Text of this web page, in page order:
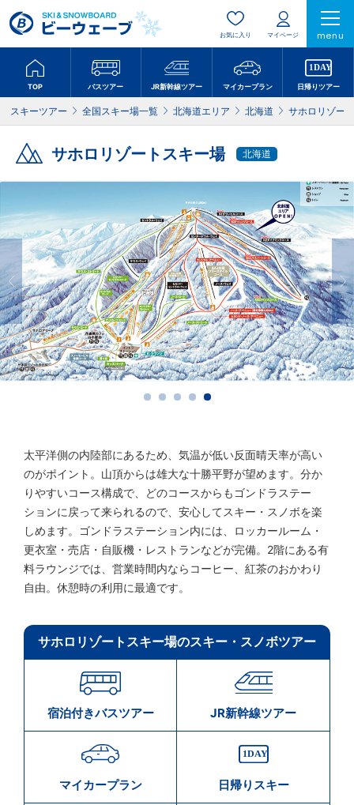
お気に入り マイページ menu
TOP バスツアー JR新幹線ツアー マイカープラン 日帰りツアー
スキーツアー 全国スキー場一覧 北海道エリア 北海道 サホロリゾー
サホロリゾートスキー場 北海道
太平洋側の内陸部にあるため、気温が低い反面晴天率が高い
のがポイント。山頂からは雄大な十勝平野が望めます。分か
りやすいコース構成で、どのコースからもゴンドラステー
ションに戻って来られるので、安心してスキー・スノボを楽
しめます。ゴンドラステーション内には、ロッカールーム・
更衣室・売店・自販機・レストランなどが完備。2階にある有
料ラウンジでは、営業時間内ならコーヒー、紅茶のおかわり
自由。休憩時の利用に最適です。
サホロリゾートスキー場のスキー・スノボツアー
宿泊付きバスツアー JR新幹線ツアー
マイカープラン 日帰りスキー